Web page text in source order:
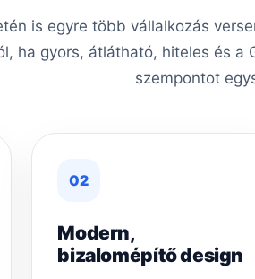
is egyre több vállalkozás
ha gyors, átlátható, hiteles és a
szempontot
02
Modern,
bizalomépítő design